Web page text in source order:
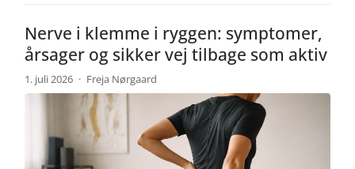
Nerve i klemme i ryggen: symptomer,
årsager og sikker vej tilbage som aktiv
1. juli 2026 · Freja Nørgaard